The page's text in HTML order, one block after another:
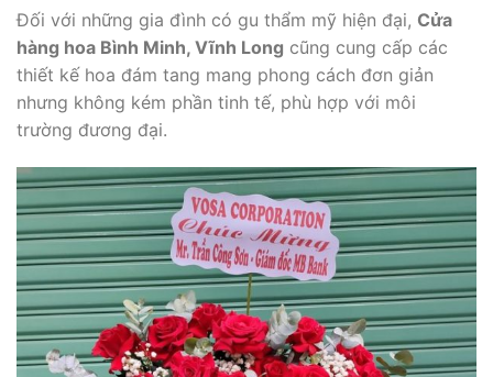
Đối với những gia đình có gu thẩm mỹ hiện đại, Cửa
hàng hoa Bình Minh, Vĩnh Long cũng cung cấp các
thiết kế hoa đám tang mang phong cách đơn giản
nhưng không kém phần tinh tế, phù hợp với môi
trường đương đại.